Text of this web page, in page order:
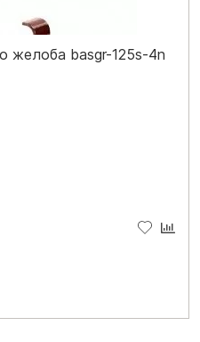
желоба basgr-125s-4n